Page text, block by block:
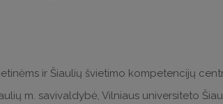
ir Šiaulių švietimo kompetencijų
m. savivaldybė, Vilniaus universiteto